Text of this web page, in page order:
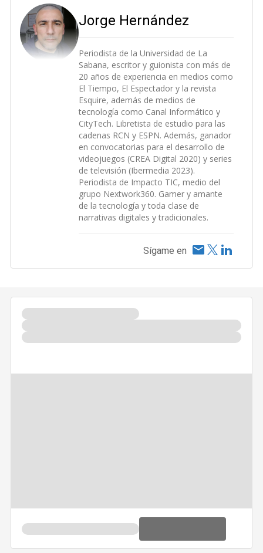
Jorge Hernández
Periodista de la Universidad de La
Sabana, escritor y guionista con más de
20 años de experiencia en medios como
El Tiempo, El Espectador y la revista
Esquire, además de medios de
tecnología como Canal Informático y
CityTech. Libretista de estudio para las
cadenas RCN y ESPN. Además, ganador
en convocatorias para el desarrollo de
videojuegos (CREA Digital 2020) y series
de televisión (Ibermedia 2023).
Periodista de Impacto TIC, medio del
grupo Nextwork360. Gamer y amante
de la tecnología y toda clase de
narrativas digitales y tradicionales.
Sígame en